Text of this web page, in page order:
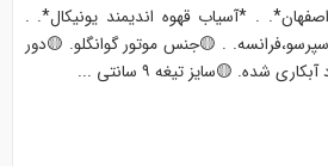
. *آسیاب قهوه اندیمند یونیکال*. .
. 🟡جنس موتور گوانگلو. 🟡دور